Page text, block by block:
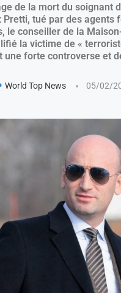
de la mort du soignant
tué par des agents
le conseiller de la
la victime de «
une forte controverse et
World Top News 05/02/